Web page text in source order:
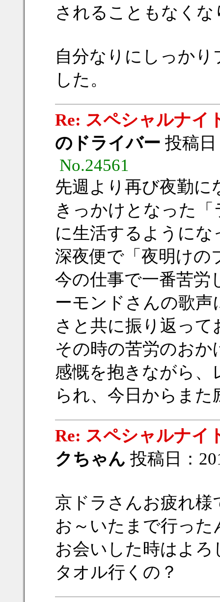
されることもなく
自分なりにしっか
した。
Re: スペシャルナイ
のドライバー 投稿日
No.24561
先週より再び夜勤
きっかけとなった
に生活するように
深夜便で「夜明けの
今の仕事で一番苦労
ーモンドさんの歌
さと共に振り返って
その時の苦労のお
感慨を抱きながら
られ、今日からま
Re: スペシャルナイ
クちゃん 投稿日：
京ドラさんお疲れ
お～いたまで行っ
お会いした時はよろ
タオル行くの？